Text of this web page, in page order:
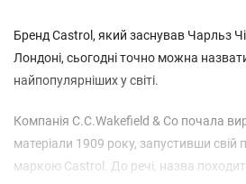
Бренд Castrol, який заснував Чарльз
Лондоні, сьогодні точно можна
найпопулярніших у світі.
Компанія C.C.Wakefield & Co почала
матеріали 1909 року, запустивши свій
маркою Castrol. До речі, назва